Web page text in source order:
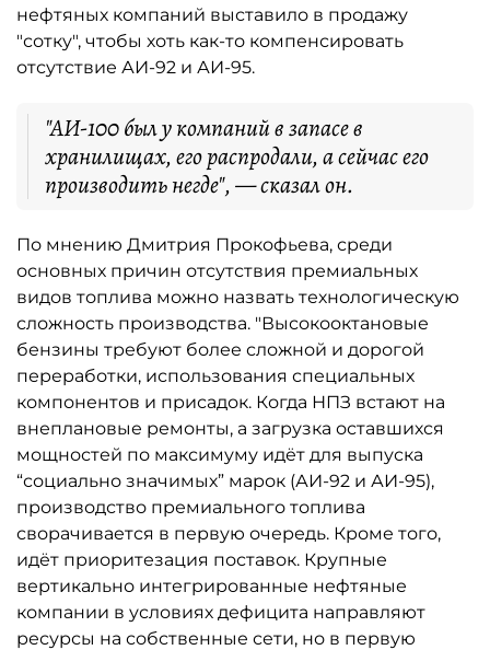
нефтяных компаний выставило в продажу
"сотку", чтобы хоть как-то компенсировать
отсутствие АИ-92 и АИ-95.
"АИ-100 был у компаний в запасе в
хранилищах, его распродали, а сейчас его
производить негде", — сказал он.
По мнению Дмитрия Прокофьева, среди
основных причин отсутствия премиальных
видов топлива можно назвать технологическую
сложность производства. "Высокооктановые
бензины требуют более сложной и дорогой
переработки, использования специальных
компонентов и присадок. Когда НПЗ встают на
внеплановые ремонты, а загрузка оставшихся
мощностей по максимуму идёт для выпуска
“социально значимых” марок (АИ-92 и АИ-95),
производство премиального топлива
сворачивается в первую очередь. Кроме того,
идёт приоритезация поставок. Крупные
вертикально интегрированные нефтяные
компании в условиях дефицита направляют
ресурсы на собственные сети, но в первую